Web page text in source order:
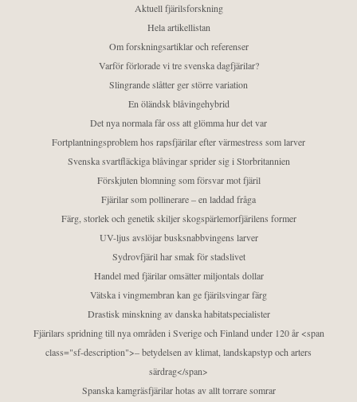
Aktuell fjärilsforskning
Hela artikellistan
Om forskningsartiklar och referenser
Varför förlorade vi tre svenska dagfjärilar?
Slingrande slåtter ger större variation
En öländsk blåvingehybrid
Det nya normala får oss att glömma hur det var
Fortplantningsproblem hos rapsfjärilar efter värmestress som larver
Svenska svartfläckiga blåvingar sprider sig i Storbritannien
Förskjuten blomning som försvar mot fjäril
Fjärilar som pollinerare – en laddad fråga
Färg, storlek och genetik skiljer skogspärlemorfjärilens former
UV-ljus avslöjar busksnabbvingens larver
Sydrovfjäril har smak för stadslivet
Handel med fjärilar omsätter miljontals dollar
Vätska i vingmembran kan ge fjärilsvingar färg
Drastisk minskning av danska habitatspecialister
Fjärilars spridning till nya områden i Sverige och Finland under 120 år <span
class="sf-description">– betydelsen av klimat, landskapstyp och arters
särdrag</span>
Spanska kamgräsfjärilar hotas av allt torrare somrar